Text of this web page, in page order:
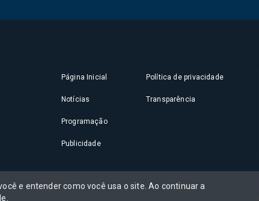
Página Inicial
Notícias
Programação
Publicidade
Política de privacidade
Transparência
e entender como você usa o site. Ao continuar a